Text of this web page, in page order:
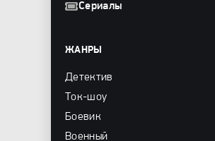
Сериалы
ЖАНРЫ
Детектив
Ток-шоу
Боевик
Военный